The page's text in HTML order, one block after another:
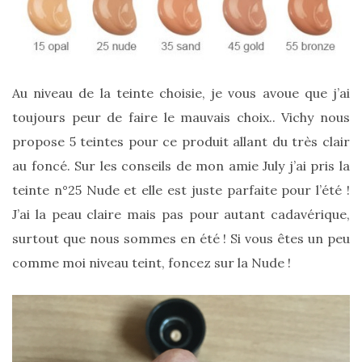
Ma
de
légers
tendance
l’été
Au niveau de la teinte choisie, je vous avoue que j’ai
toujours peur de faire le mauvais choix.. Vichy nous
propose 5 teintes pour ce produit allant du très clair
au foncé. Sur les conseils de mon amie July j’ai pris la
teinte n°25 Nude et elle est juste parfaite pour l’été !
J’ai la peau claire mais pas pour autant cadavérique,
surtout que nous sommes en été ! Si vous êtes un peu
comme moi niveau teint, foncez sur la Nude !